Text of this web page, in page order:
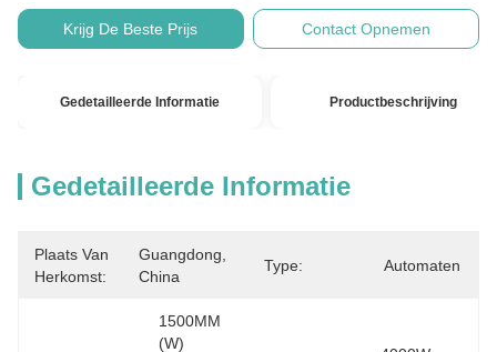
Krijg De Beste Prijs Contact Opnemen
Gedetailleerde Informatie Productbeschrijving
Gedetailleerde Informatie
Plaats Van
Herkomst:
Guangdong,
China
Type: Automaten
1500MM
(W)